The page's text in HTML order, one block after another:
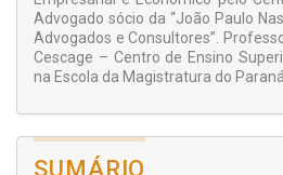
Advogado sócio da “João Paulo
Advogados e Consultores”.
Cescage – Centro de Ensino
na Escola da Magistratura do
SUMÁRIO